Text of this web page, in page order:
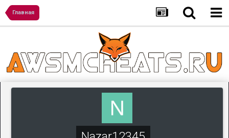
Главная